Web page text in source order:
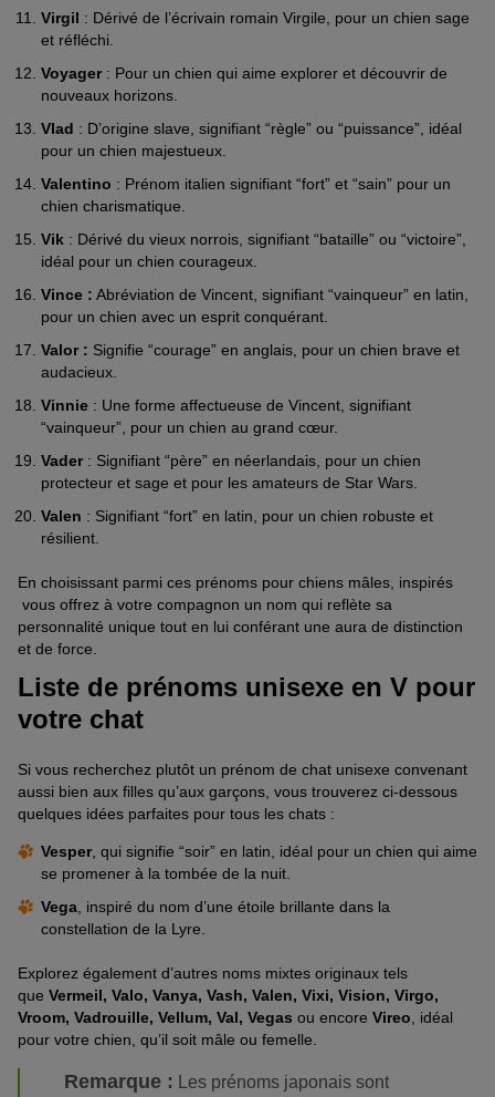
Virgil : Dérivé de l’écrivain romain Virgile, pour un chien sage
et réfléchi.
Voyager: Pour un chien qui aime explorer et découvrir de
nouveaux horizons.
Vlad : D’origine slave, signifiant “règle” ou “puissance”, idéal
pour un chien majestueux.
Valentino : Prénom italien signifiant “fort” et “sain” pour un
chien charismatique.
Vik : Dérivé du vieux norrois, signifiant “bataille” ou “victoire”,
idéal pour un chien courageux.
Vince : Abréviation de Vincent, signifiant “vainqueur” en latin,
pour un chien avec un esprit conquérant.
Valor : Signifie “courage” en anglais, pour un chien brave et
audacieux.
Vinnie : Une forme affectueuse de Vincent, signifiant
“vainqueur”, pour un chien au grand cœur.
Vader: Signifiant “père” en néerlandais, pour un chien
protecteur et sage et pour les amateurs de Star Wars.
Valen : Signifiant “fort” en latin, pour un chien robuste et
résilient.
En choisissant parmi ces prénoms pour chiens mâles, inspirés
vous offrez à votre compagnon un nom qui reflète sa
personnalité unique tout en lui conférant une aura de distinction
et de force.
Liste de prénoms unisexe en V pour
votre chat
Si vous recherchez plutôt un prénom de chat unisexe convenant
aussi bien aux filles qu’aux garçons, vous trouverez ci-dessous
quelques idées parfaites pour tous les chats :
Vesper, qui signifie “soir” en latin, idéal pour un chien qui aime
se promener à la tombée de la nuit.
Vega , inspiré du nom d’une étoile brillante dans la
constellation de la Lyre.
Explorez également d’autres noms mixtes originaux tels
que Vermeil, Valo, Vanya, Vash, Valen, Vixi, Vision, Virgo,
Vroom, Vadrouille, Vellum, Val, Vegas ou encore Vireo , idéal
pour votre chien, qu’il soit mâle ou femelle.
Remarque :
Les prénoms japonais sont